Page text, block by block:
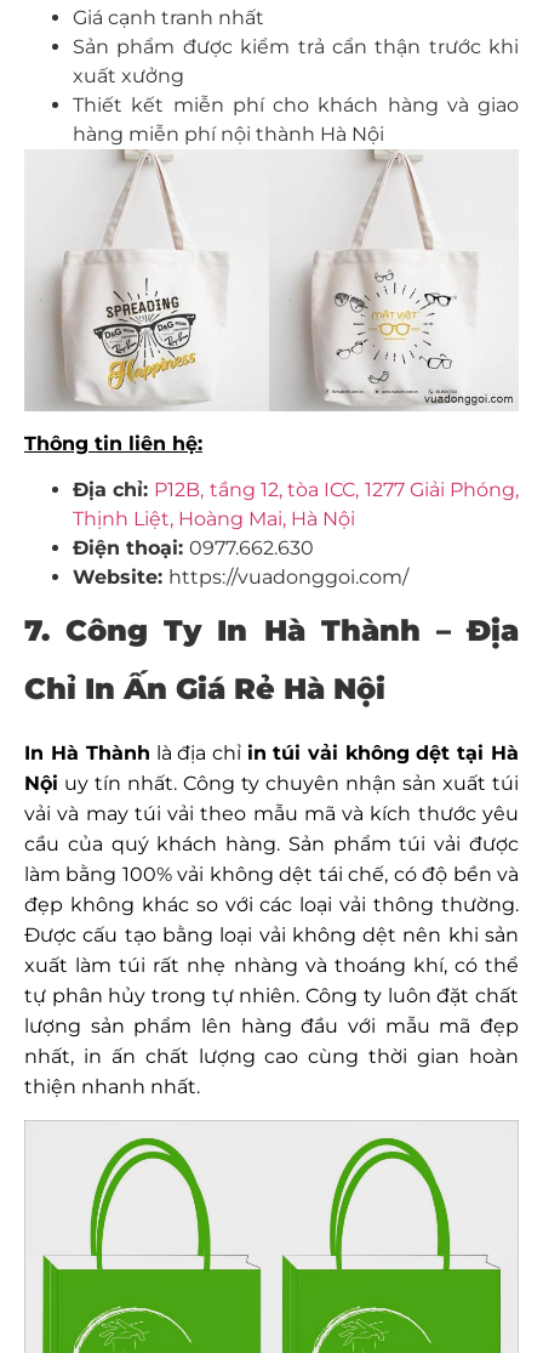
Giá cạnh tranh nhất
Sản phẩm được kiểm trả cẩn thận trước khi
xuất xưởng
Thiết kết miễn phí cho khách hàng và giao
hàng miễn phí nội thành Hà Nội
Thông tin liên hệ:
Địa chỉ: P12B, tầng 12, tòa ICC, 1277 Giải Phóng,
Thịnh Liệt, Hoàng Mai, Hà Nội
Điện thoại: 0977.662.630
Website: https://vuadonggoi.com/
7. Công Ty In Hà Thành – Địa
Chỉ In Ấn Giá Rẻ Hà Nội
In Hà Thành là địa chỉin túi vải không dệt tại Hà
Nội uy tín nhất. Công ty chuyên nhận sản xuất túi
vải và may túi vải theo mẫu mã và kích thước yêu
cầu của quý khách hàng. Sản phẩm túi vải được
làm bằng 100% vải không dệt tái chế, có độ bền và
đẹp không khác so với các loại vải thông thường.
Được cấu tạo bằng loại vải không dệt nên khi sản
xuất làm túi rất nhẹ nhàng và thoáng khí, có thể
tự phân hủy trong tự nhiên. Công ty luôn đặt chất
lượng sản phẩm lên hàng đầu với mẫu mã đẹp
nhất, in ấn chất lượng cao cùng thời gian hoàn
thiện nhanh nhất.